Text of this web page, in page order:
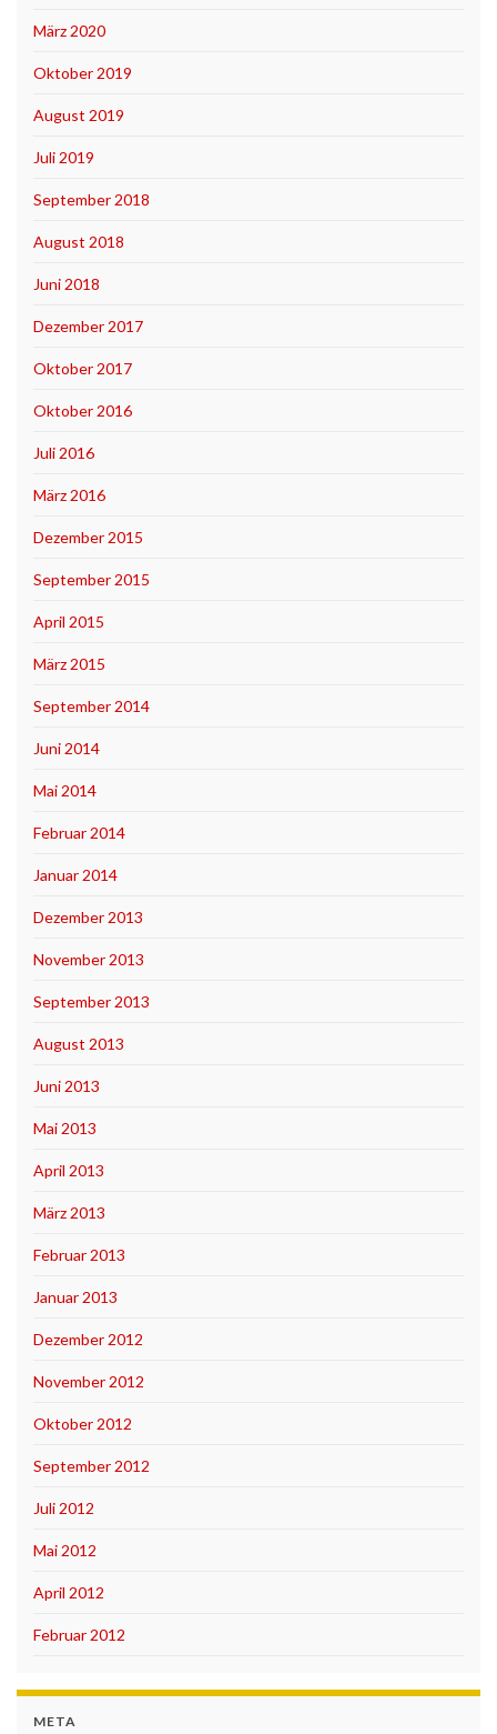
März 2020
Oktober 2019
August 2019
Juli 2019
September 2018
August 2018
Juni 2018
Dezember 2017
Oktober 2017
Oktober 2016
Juli 2016
März 2016
Dezember 2015
September 2015
April 2015
März 2015
September 2014
Juni 2014
Mai 2014
Februar 2014
Januar 2014
Dezember 2013
November 2013
September 2013
August 2013
Juni 2013
Mai 2013
April 2013
März 2013
Februar 2013
Januar 2013
Dezember 2012
November 2012
Oktober 2012
September 2012
Juli 2012
Mai 2012
April 2012
Februar 2012
META